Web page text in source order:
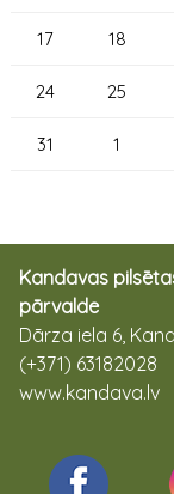
17 18
24 25
31 1
Kandavas
pārvalde
Dārza iela 6,
(+371) 63182028
www.kandava.lv